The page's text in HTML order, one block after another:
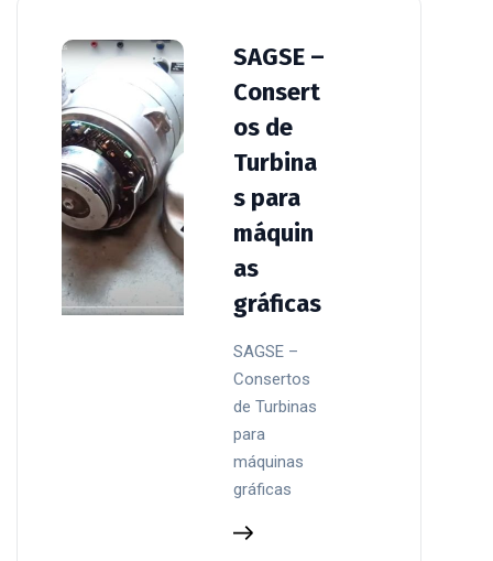
SAGSE –
Consert
os de
Turbina
s para
máquin
as
gráficas
SAGSE –
Consertos
de Turbinas
para
máquinas
gráficas